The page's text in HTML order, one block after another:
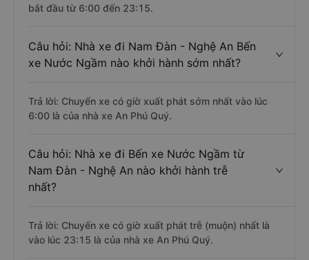
bắt đầu từ 6:00 đến 23:15.
Câu hỏi: Nhà xe đi Nam Đàn - Nghệ An Bến
xe Nước Ngầm nào khởi hành sớm nhất?
Trả lời: Chuyến xe có giờ xuất phát sớm nhất vào lúc
6:00 là của nhà xe An Phú Quý.
Câu hỏi: Nhà xe đi Bến xe Nước Ngầm từ
Nam Đàn - Nghệ An nào khởi hành trễ
nhất?
Trả lời: Chuyến xe có giờ xuất phát trễ (muộn) nhất là
vào lúc 23:15 là của nhà xe An Phú Quý.